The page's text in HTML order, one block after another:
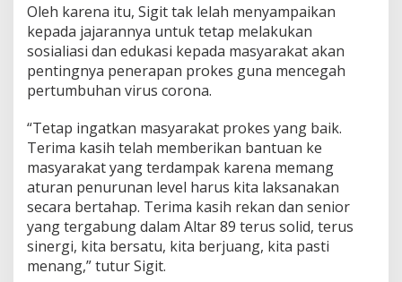
Oleh karena itu, Sigit tak lelah menyampaikan
kepada jajarannya untuk tetap melakukan
sosialiasi dan edukasi kepada masyarakat akan
pentingnya penerapan prokes guna mencegah
pertumbuhan virus corona.
“Tetap ingatkan masyarakat prokes yang baik.
Terima kasih telah memberikan bantuan ke
masyarakat yang terdampak karena memang
aturan penurunan level harus kita laksanakan
secara bertahap. Terima kasih rekan dan senior
yang tergabung dalam Altar 89 terus solid, terus
sinergi, kita bersatu, kita berjuang, kita pasti
menang,” tutur Sigit.